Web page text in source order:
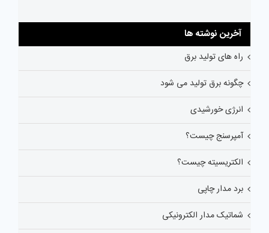
آخرین نوشته ها
راه های تولید برق
چگونه برق تولید می شود
انرژی خورشیدی
آمپرسنج چیست؟
الکتریسیته چیست؟
برد مدار چاپی
شماتیک مدار الکترونیکی